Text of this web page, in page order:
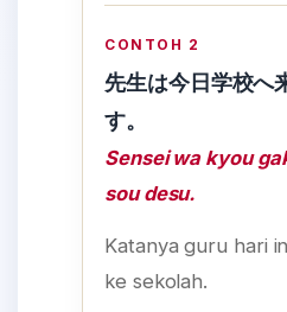
CONTOH 2
先生は今日学校へ
す。
Sensei wa kyou
sou desu.
Katanya guru hari
ke sekolah.